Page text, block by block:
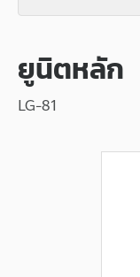
ยูนิตหลัก
LG-81